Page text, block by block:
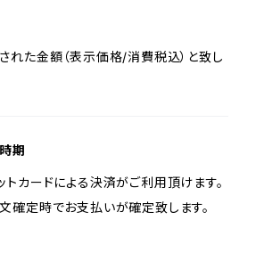
れた金額（表示価格/消費税込）と致し
期
トカードによる決済がご利用頂けます。
確定時でお支払いが確定致します。